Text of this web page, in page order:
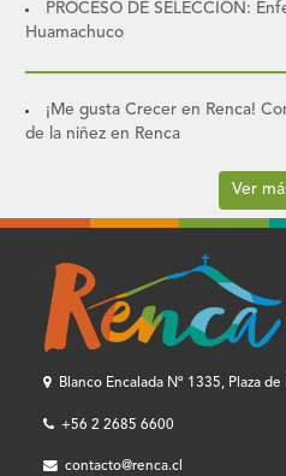
PROCESO DE SELECCIÓN:
Huamachuco
¡Me gusta Crecer en Renca!
de la niñez en Renca
Ver
Blanco Encalada Nº 1335, Plaza de
+56 2 2685 6600
contacto@renca.cl